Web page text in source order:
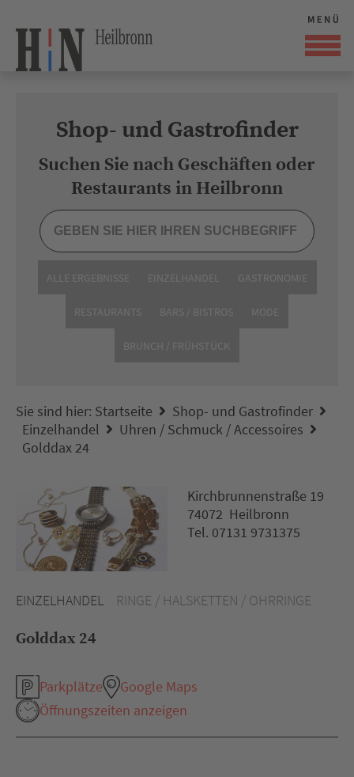
Shop- und Gastrofinder
Suchen Sie nach Geschäften oder
Restaurants in Heilbronn
ALLE ERGEBNISSE EINZELHANDEL GASTRONOMIE
RESTAURANTS BARS / BISTROS MODE
BRUNCH / FRÜHSTÜCK
Sie sind hier: Startseite
Shop- und Gastrofinder
Einzelhandel
Uhren / Schmuck / Accessoires
Golddax 24
EINZELHANDEL RINGE / HALSKETTEN / OHRRINGE
Golddax 24
Parkplätze
Google Maps
Öffnungszeiten anzeigen
Kirchbrunnenstraße 19
74072 Heilbronn
Tel. 07131 9731375